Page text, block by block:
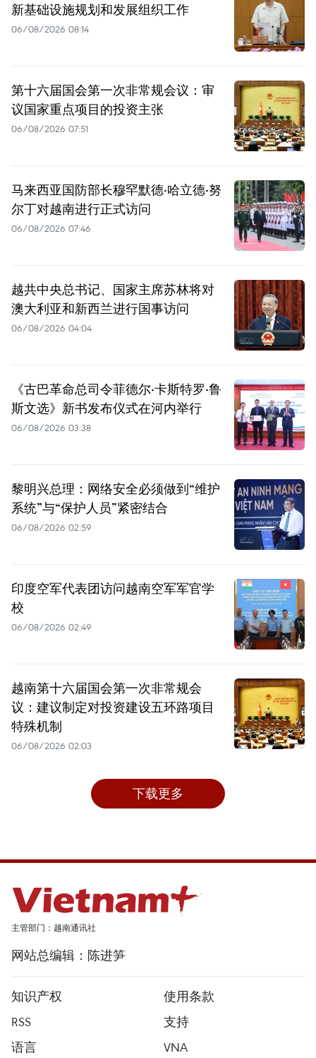
新基础设施规划和发展组织工作
06/08/2026 08:14
第十六届国会第一次非常规会议：审
议国家重点项目的投资主张
06/08/2026 07:51
马来西亚国防部长穆罕默德·哈立德·努
尔丁对越南进行正式访问
06/08/2026 07:46
越共中央总书记、国家主席苏林将对
澳大利亚和新西兰进行国事访问
06/08/2026 04:04
《古巴革命总司令菲德尔·卡斯特罗·鲁
斯文选》新书发布仪式在河内举行
06/08/2026 03:38
黎明兴总理：网络安全必须做到“维护
系统”与“保护人员”紧密结合
06/08/2026 02:59
印度空军代表团访问越南空军军官学
校
06/08/2026 02:49
越南第十六届国会第一次非常规会
议：建议制定对投资建设五环路项目
特殊机制
06/08/2026 02:03
下载更多
主管部门：越南通讯社
网站总编辑：陈进笋
知识产权
使用条款
RSS
支持
语言
VNA